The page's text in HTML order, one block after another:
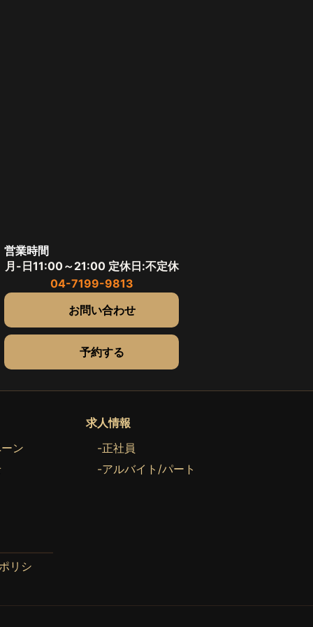
営業時間
月-日11:00～21:00 定休日:不定休
04-7199-9813
お問い合わせ
予約する
ン
求人情報
-正社員
-アルバイト/パート
リシ